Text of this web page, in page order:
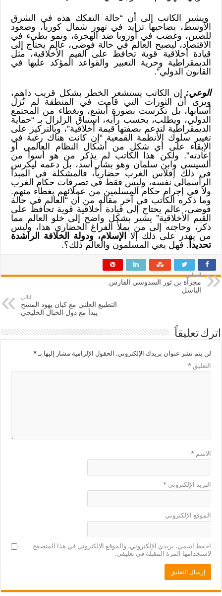
ويشير الكاتب إلى أن “حالة التفكك هذه في الشرق
الأوسط، يصاحبها تزايد في تهور شمال كوريا، وصعود
للصين، وغضب في أوروبا ضد الهجرة، ونمو بطيء في
الاقتصاد، ليصبح العالم في حالة فوضى، عالم يحتاج إلى
قيادة أخلاقية قوية تحافظ على القيم الأخلاقية، مثل
الديمقراطية وحرية التعبير والقواعد المؤكد عليها في
القانون الدولي”.
الوعي: إن الكاتب يستشعر الخطر بشكل قريب داهم،
ويرى أن الثورات التي قامت في المنطقة لم تُزل
أسبابها، بل تكرست بصورة أبشع، وبغطاء من المجتمع
الدولي، ويطلب، بحسب رأيه، استباق الزلزال بـ “حماية
الديمقراطية لتدعم بصفتها قيمة أخلاقية”، وبالتركيز على
تغيير سلوك الأنظمة القمعية “إن كانت هناك رغبة في
الإبقاء على أي شكل من أشكال النظام العالمي أو
إعادته”. ولكن هذا الكاتب لم يذكر من هو أسوأ من
السيسي وابن سلمان وهو بشار أسد، بل دعمه ليكرس
في ذلك إفلاس الغرب حضارياً، فالمشكلة في المبدأ
الرأسمالي نفسه، وليس فقط في تصرفات حكام الغرب
ولا في إجرام حكام المسلمين من عملائهم بغطاء منهم.
وما ذكره الكاتب في آخر مقاله من أن “العالم في حالة
فوضى، عالم يحتاج إلى قيادة أخلاقية قوية تحافظ على
القيم الأخلاقية” يشير بشكل واضح إلى خلو العالم مما
ذكر، وحاجته إلى من يملأ الفراغ الحضاري هذا، وليس
من يقدر على ذلك إلا
الإسلام، ودولة الخلافة الراشدة
تحديداً . فهل يعي المسلمون والعالم ذلك؟.
السابق
مجزأة بن ثور السدوسي الفارس
الباسل
التالي
التطبيع العلني مع كيان يهود المسخ
يبدأ مع دول الخبال الخليجي
اترك تعليقاً
لن يتم نشر عنوان بريدك الإلكتروني. الحقول الإلزامية مشار إليها بـ*
التعليق*
الاسم*
البريد الإلكتروني*
الموقع الإلكتروني
احفظ اسمي، بريدي الإلكتروني، والموقع الإلكتروني في هذا المتصفح
لاستخدامها المرة المقبلة في تعليقي.